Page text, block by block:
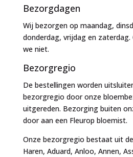
Bezorgdagen
Wij bezorgen op maandag,
donderdag, vrijdag en
we niet.
Bezorgregio
De bestellingen worden
bezorgregio door onze
uitgereden. Bezorging buiten
door aan een Fleurop bloemist.
Onze bezorgregio bestaat uit
Haren, Aduard, Anloo, Annen,